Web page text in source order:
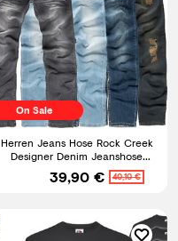
On Sale
Herren Jeans Hose Rock Creek
Designer Denim Jeanshose
Herrenhose Stretch M18 NEU
39,90 € 40,10 €